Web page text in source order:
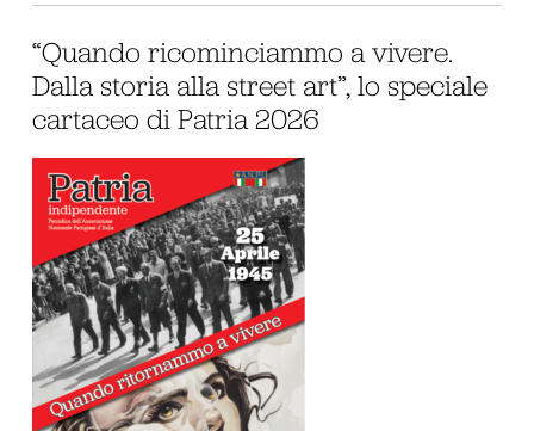
“Quando ricominciammo a vivere.
Dalla storia alla street art”, lo speciale
cartaceo di Patria 2026